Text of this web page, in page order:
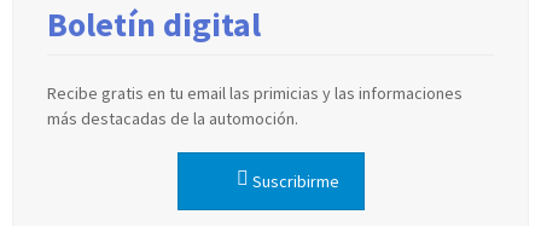
Boletín digital
Recibe gratis en tu email las primicias y las informaciones
más destacadas de la automoción.
Suscribirme